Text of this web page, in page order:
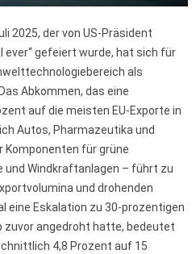
2025, der von US-Präsident
ever“ gefeiert wurde, hat sich für
als
Abkommen, das eine
auf die meisten EU-Exporte in
Autos, Pharmazeutika und
Komponenten für grüne
und Windkraftanlagen – führt zu
und drohenden
eine Eskalation zu 30-prozentigen
zuvor angedroht hatte, bedeutet
4,8 Prozent auf 15